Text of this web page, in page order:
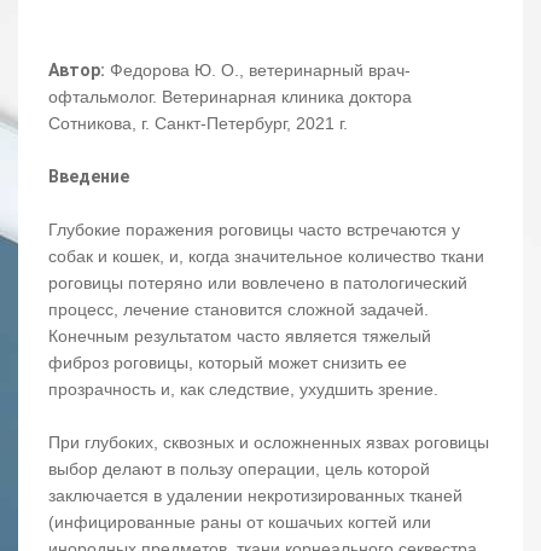
Автор: Федорова Ю. О., ветеринарный врач-
офтальмолог. Ветеринарная клиника доктора
Сотникова, г. Санкт-Петербург, 2021 г.
Введение
Глубокие поражения роговицы часто встречаются у
собак и кошек, и, когда значительное количество ткани
роговицы потеряно или вовлечено в патологический
процесс, лечение становится сложной задачей.
Конечным результатом часто является тяжелый
фиброз роговицы, который может снизить ее
прозрачность и, как следствие, ухудшить зрение.
При глубоких, сквозных и осложненных язвах роговицы
выбор делают в пользу операции, цель которой
заключается в удалении некротизированных тканей
(инфицированные раны от кошачьих когтей или